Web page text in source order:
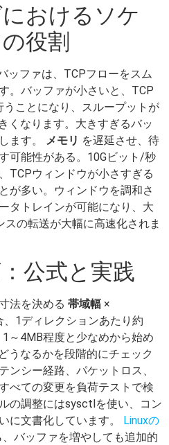
おけるソケ
役割
ッファは、TCPフローをスム
。バッファが小さいと、TCP
ことになり、スループットが
くなります。大きすぎるバッ
ます。 メモリ を遅延させ、待
可能性がある。10Gビット/秒
TCPウィンドウが小さすぎる
が多い。ウィンドウを調和さ
タトレインが可能になり、大
の転送が大幅に高速化されま
公式と実践
法を決める 帯域幅 ×
1ディレクションあたり約
～4MB程度と少なめから始め
うなるかを段階的にチェック
ンシー経路、パケットロス、
べての変更を負荷テストで検
の調整にはsysctlを使い、コン
に文書化しています。
Linuxの
、バッファを増やしても追加的